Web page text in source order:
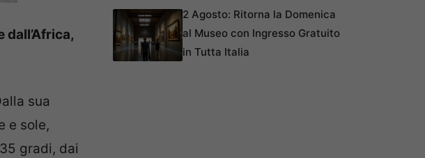
sua
e sole,
gradi, dai
2 Agosto: Ritorna la Domenica
al Museo con Ingresso Gratuito
in Tutta Italia